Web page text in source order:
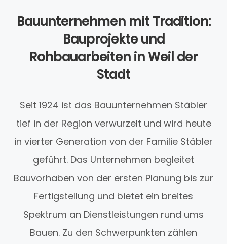
Bauunternehmen mit Tradition:
Bauprojekte und
Rohbauarbeiten in Weil der
Stadt
Seit 1924 ist das Bauunternehmen Stäbler
tief in der Region verwurzelt und wird heute
in vierter Generation von der Familie Stäbler
geführt. Das Unternehmen begleitet
Bauvorhaben von der ersten Planung bis zur
Fertigstellung und bietet ein breites
Spektrum an Dienstleistungen rund ums
Bauen. Zu den Schwerpunkten zählen